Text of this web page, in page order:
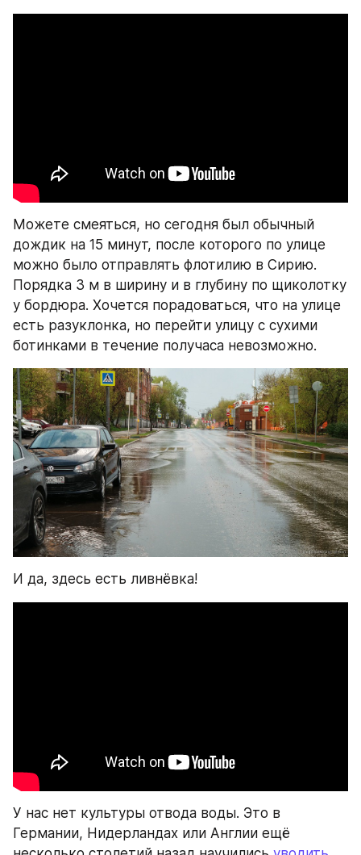
Можете смеяться, но сегодня был обычный
дождик на 15 минут, после которого по улице
можно было отправлять флотилию в Сирию.
Порядка 3 м в ширину и в глубину по щиколотку
у бордюра. Хочется порадоваться, что на улице
есть разуклонка, но перейти улицу с сухими
ботинками в течение получаса невозможно.
И да, здесь есть ливнёвка!
У нас нет культуры отвода воды. Это в
Германии, Нидерландах или Англии ещё